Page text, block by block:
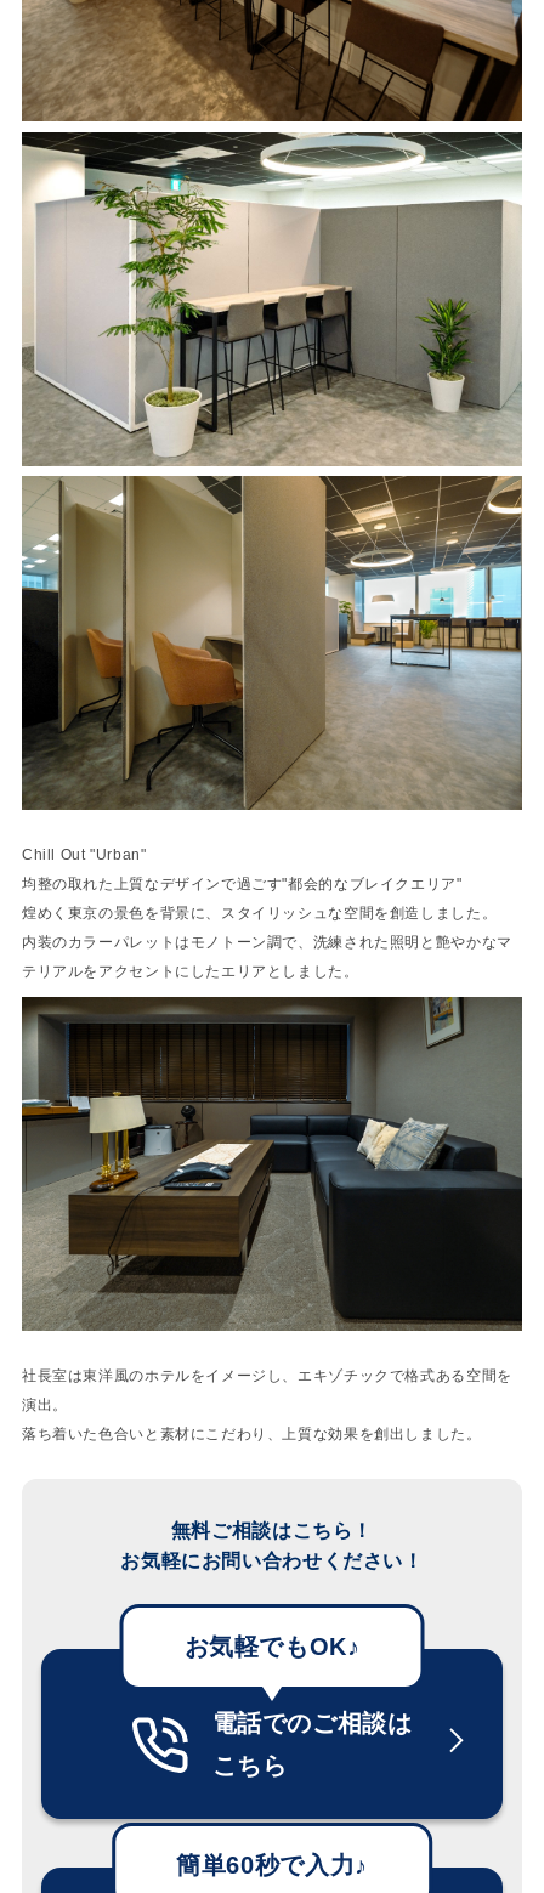
Chill Out "Urban"
均整の取れた上質なデザインで過ごす"都会的なブレイクエリア"
煌めく東京の景色を背景に、スタイリッシュな空間を創造しました。
内装のカラーパレットはモノトーン調で、洗練された照明と艶やかなマ
テリアルをアクセントにしたエリアとしました。
社長室は東洋風のホテルをイメージし、エキゾチックで格式ある空間を
演出。
落ち着いた色合いと素材にこだわり、上質な効果を創出しました。
無料ご相談はこちら！
お気軽にお問い合わせください！
電話でのご相談は
こちら